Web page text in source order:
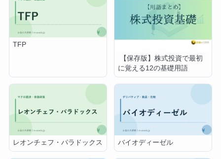
TFP
【保存版】株式投資で最初
に覚える12の基礎用語
レオンチェフ・パラドックス バイオディーゼル